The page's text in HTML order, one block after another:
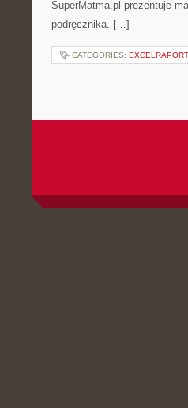
SuperMatma.pl prezentuje
podręcznika. […]
CATEGORIES: EXCELRAPORT